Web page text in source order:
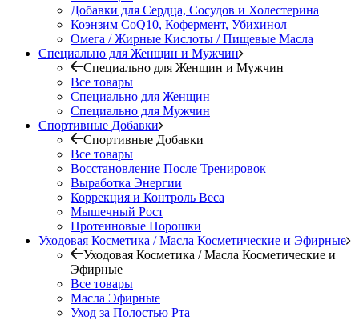
Добавки для Сердца, Сосудов и Холестерина
Коэнзим CoQ10, Кофермент, Убихинол
Омега / Жирные Кислоты / Пищевые Масла
Специально для Женщин и Мужчин
Специально для Женщин и Мужчин
Все товары
Специально для Женщин
Специально для Мужчин
Спортивные Добавки
Спортивные Добавки
Все товары
Восстановление После Тренировок
Выработка Энергии
Коррекция и Контроль Веса
Мышечный Рост
Протеиновые Порошки
Уходовая Косметика / Масла Косметические и Эфирные
Уходовая Косметика / Масла Косметические и
Эфирные
Все товары
Масла Эфирные
Уход за Полостью Рта